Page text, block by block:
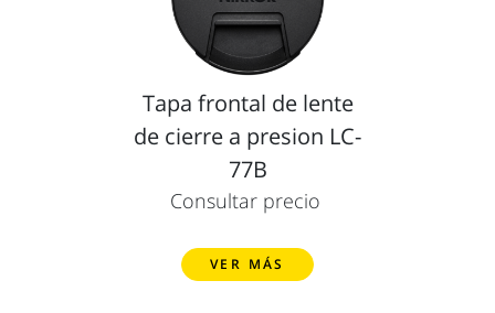
Tapa frontal de lente
de cierre a presion LC-
77B
Consultar precio
VER MÁS